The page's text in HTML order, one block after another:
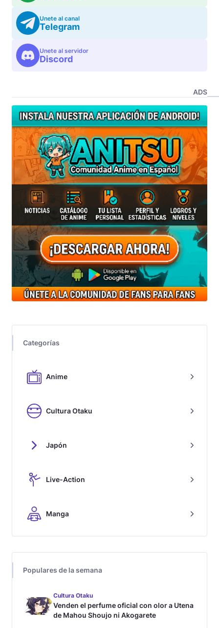
Unete al canal
Telegram
Unete al servidor
Discord
ADS
Categorías
Anime
Cultura Otaku
Japón
Live-Action
Manga
Populares de la semana
Cultura Otaku
Venden el perfume oficial con olor a Utena
de Mahou Shoujo ni Akogarete